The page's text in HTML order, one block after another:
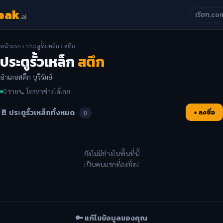
.ai เรียก
หน้าแรก ›ประตูรั้วเหล็ก › สตึก
ประตูรั้วเหล็กสตึก
อำเภอสตึก บุรีรัมย์
0 ราย📞 โทรหาช่างได้เลย
🚪 ประตูรั้วเหล็กทั้งหมด 0 + ลงชื่อ
ยังไม่มีช่างในพื้นที่นี้
เป็นคนแรกที่ลงชื่อ!
🔑 แก้ไขข้อมูลของคุณ